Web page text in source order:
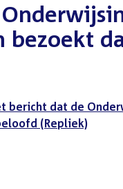
bezoekt
bericht dat de
(Repliek)